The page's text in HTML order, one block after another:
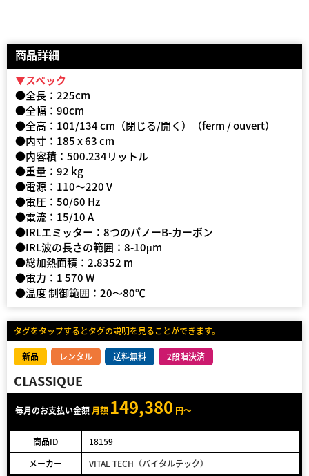
商品詳細
▼スペック
●全長：225cm
●全幅：90cm
●全高：101/134 cm（閉じる/開く）（ferm / ouvert）
●内寸：185 x 63 cm
●内容積：500.234リットル
●重量：92 kg
●電源：110〜220 V
●電圧：50/60 Hz
●電流：15/10 A
●IRLエミッター：8つのパノーB-カーボン
●IRL波の長さの範囲：8-10μm
●総加熱面積：2.8352 m
●電力：1 570 W
●温度 制御範囲：20〜80℃
タグをタップするとタグの説明を見ることができます。
新品 レンタル 送料無料 2段階決済
CLASSIQUE
毎月のお支払い金額 月額 149,380 円～
商品ID
18159
メーカー
VITAL TECH（バイタルテック）